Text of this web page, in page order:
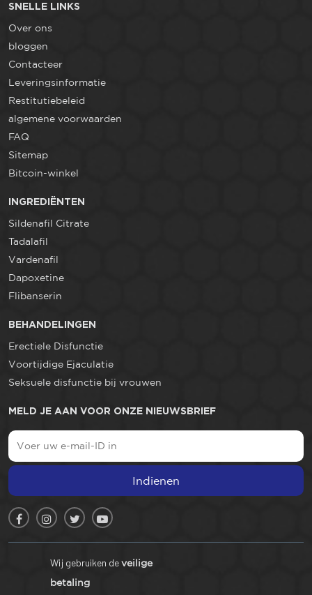
SNELLE LINKS
Over ons
bloggen
Contacteer
Leveringsinformatie
Restitutiebeleid
algemene voorwaarden
FAQ
Sitemap
Bitcoin-winkel
INGREDIËNTEN
Sildenafil Citrate
Tadalafil
Vardenafil
Dapoxetine
Flibanserin
BEHANDELINGEN
Erectiele Disfunctie
Voortijdige Ejaculatie
Seksuele disfunctie bij vrouwen
MELD JE AAN VOOR ONZE NIEUWSBRIEF
Indienen
Wij gebruiken deveilige
betaling